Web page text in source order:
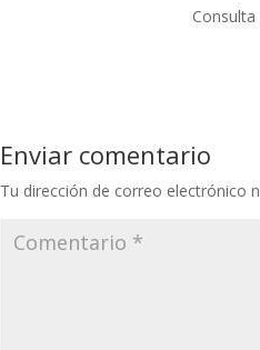
Enviar comentario
Tu dirección de correo electrónico